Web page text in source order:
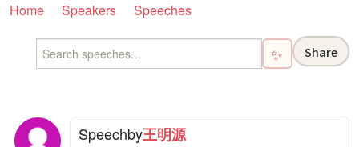
Home Speakers Speeches
✨ Share
Speechby王明源